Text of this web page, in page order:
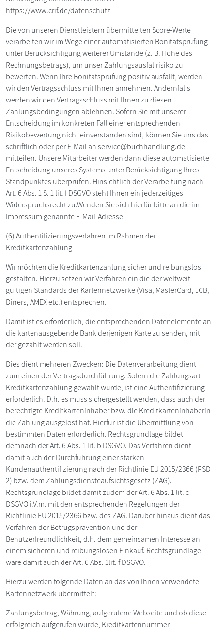
https://www.crif.de/datenschutz
Die von unseren Dienstleistern übermittelten Score-Werte
verarbeiten wir im Wege einer automatisierten Bonitätsprüfung
unter Berücksichtigung weiterer Umstände (z. B. Höhe des
Rechnungsbetrags), um unser Zahlungsausfallrisiko zu
bewerten. Wenn Ihre Bonitätsprüfung positiv ausfällt, werden
wir den Vertragsschluss mit Ihnen annehmen. Andernfalls
werden wir den Vertragsschluss mit Ihnen zu diesen
Zahlungsbedingungen ablehnen. Sofern Sie mit unserer
Entscheidung im konkreten Fall einer entsprechenden
Risikobewertung nicht einverstanden sind, können Sie uns das
schriftlich oder per E-Mail an service@buchhandlung.de
mitteilen. Unsere Mitarbeiter werden dann diese automatisierte
Entscheidung unseres Systems unter Berücksichtigung Ihres
Standpunktes überprüfen. Hinsichtlich der Verarbeitung nach
Art. 6 Abs. 1 S. 1 lit. f DSGVO steht Ihnen ein jederzeitiges
Widerspruchsrecht zu.Wenden Sie sich hierfür bitte an die im
Impressum genannte E-Mail-Adresse.
(6) Authentifizierungsverfahren im Rahmen der
Kreditkartenzahlung
Wir möchten die Kreditkartenzahlung sicher und reibungslos
gestalten. Hierzu setzen wir Verfahren ein die der weltweit
gültigen Standards der Kartennetzwerke (Visa, MasterCard, JCB,
Diners, AMEX etc.) entsprechen.
Damit ist es erforderlich, die entsprechenden Datenelemente an
die kartenausgebende Bank derjenigen Karte zu senden, mit
der gezahlt werden soll.
Dies dient mehreren Zwecken: Die Datenverarbeitung dient
zum einen der Vertragsdurchführung. Sofern die Zahlungsart
Kreditkartenzahlung gewählt wurde, ist eine Authentifizierung
erforderlich. D.h. es muss sichergestellt werden, dass auch der
berechtigte Kreditkarteninhaber bzw. die Kreditkarteninhaberin
die Zahlung ausgelöst hat. Hierfür ist die Übermittlung von
bestimmten Daten erforderlich. Rechtsgrundlage bildet
demnach der Art. 6 Abs. 1 lit. b DSGVO. Das Verfahren dient
damit auch der Durchführung einer starken
Kundenauthentifizierung nach der Richtlinie EU 2015/2366 (PSD
2) bzw. dem Zahlungsdiensteaufsichtsgesetz (ZAG).
Rechtsgrundlage bildet damit zudem der Art. 6 Abs. 1 lit. c
DSGVO i.V.m. mit den entsprechenden Regelungen der
Richtlinie EU 2015/2366 bzw. des ZAG. Darüber hinaus dient das
Verfahren der Betrugsprävention und der
Benutzerfreundlichkeit, d.h. dem gemeinsamen Interesse an
einem sicheren und reibungslosen Einkauf. Rechtsgrundlage
wäre damit auch der Art. 6 Abs. 1lit. f DSGVO.
Hierzu werden folgende Daten an das von Ihnen verwendete
Kartennetzwerk übermittelt:
Zahlungsbetrag, Währung, aufgerufene Webseite und ob diese
erfolgreich aufgerufen wurde, Kreditkartennummer,